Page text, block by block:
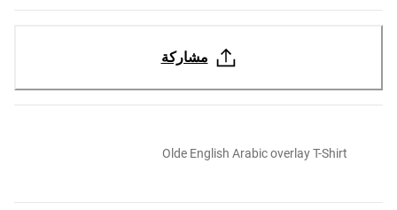
مشاركة
Olde English Arabic overlay T-Shirt